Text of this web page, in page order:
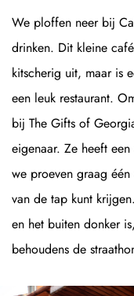
We ploffen neer bij
drinken. Dit kleine
kitscherig uit, maar is
een leuk restaurant.
bij The Gifts of
eigenaar. Ze heeft
we proeven graag
van de tap kunt
en het buiten donker
behoudens de